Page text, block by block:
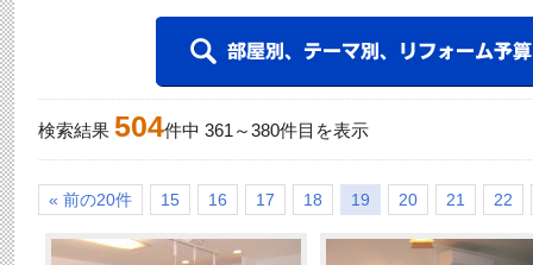
検索結果 504件中 361 ～380件目を表示
« 前の20件 15 16 17 18 19 20 21 22